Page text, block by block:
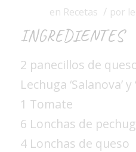
en Recetas / por
INGREDIENTES
2 panecillos de
Lechuga ‘Salanova’
1 Tomate
6 Lonchas de
4 Lonchas de queso